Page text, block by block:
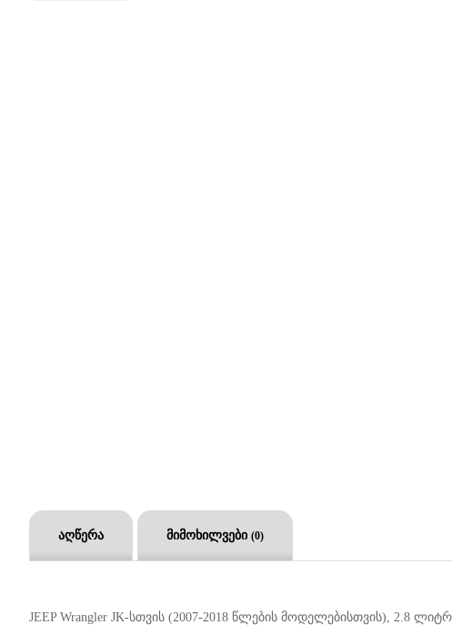
აღწერა მიმოხილვები (0)
JEEP Wrangler JK-სთვის (2007-2018 წლების მოდელებისთვის), 2.8